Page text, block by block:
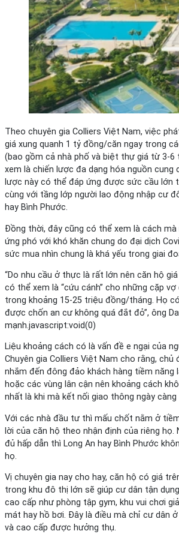
Theo chuyên gia Colliers Việt Nam, việc
giá xung quanh 1 tỷ đồng/căn ngay trong
(bao gồm cả nhà phố và biệt thự giá từ 3-
xem là chiến lược đa dạng hóa nguồn cung
lược này có thể đáp ứng được sức cầu lớn
cùng với tầng lớp người lao động nhập cư
hay Bình Phước.
Đồng thời, đây cũng có thể xem là cách
ứng phó với khó khăn chung do đại dịch
sức mua nhìn chung là khá yếu trong giai
“Do nhu cầu ở thực là rất lớn nên căn hộ
có thể xem là “cứu cánh” cho những cặp
trong khoảng 15-25 triệu đồng/tháng. Họ
được chốn an cư không quá đắt đỏ”, ông
mạnh.javascript:void(0)
Liệu khoảng cách có là vấn đề e ngại của
Chuyên gia Colliers Việt Nam cho rằng,
nhắm đến đông đảo khách hàng tiềm năng
hoặc các vùng lân cận nên khoảng cách
nhất là khi mà kết nối giao thông ngày
Với các nhà đầu tư thì mấu chốt nằm ở
lời của căn hộ theo nhận định của riêng họ.
đủ hấp dẫn thì Long An hay Bình Phước
họ.
Vị chuyên gia nay cho hay, căn hộ có giá
trong khu đô thị lớn sẽ giúp cư dân tận
cao cấp như phòng tập gym, khu vui chơi
mát hay hồ bơi. Đây là điều mà chỉ cư dân
và cao cấp được hưởng thụ.